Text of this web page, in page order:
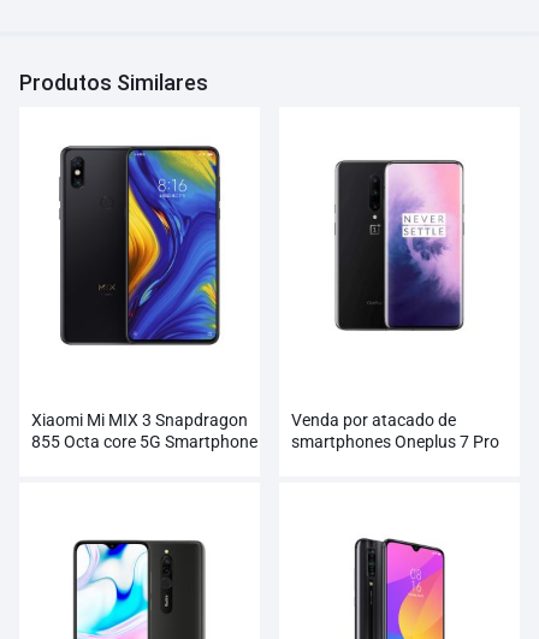
Produtos Similares
Xiaomi Mi MIX 3 Snapdragon
855 Octa core 5G Smartphone
Venda por atacado de
smartphones Oneplus 7 Pro